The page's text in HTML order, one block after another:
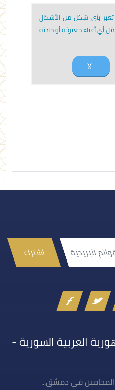
تعبر بأي شكل من الأشكال
أي أعباء معنويّة أو ماديّة
X
اشترك
العربية السورية -
في دمشق...